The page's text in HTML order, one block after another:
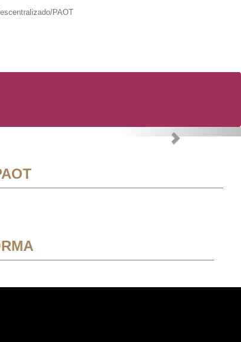
PAOT
Next